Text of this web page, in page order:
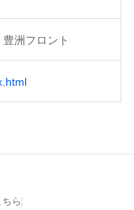
洲フロント
ら